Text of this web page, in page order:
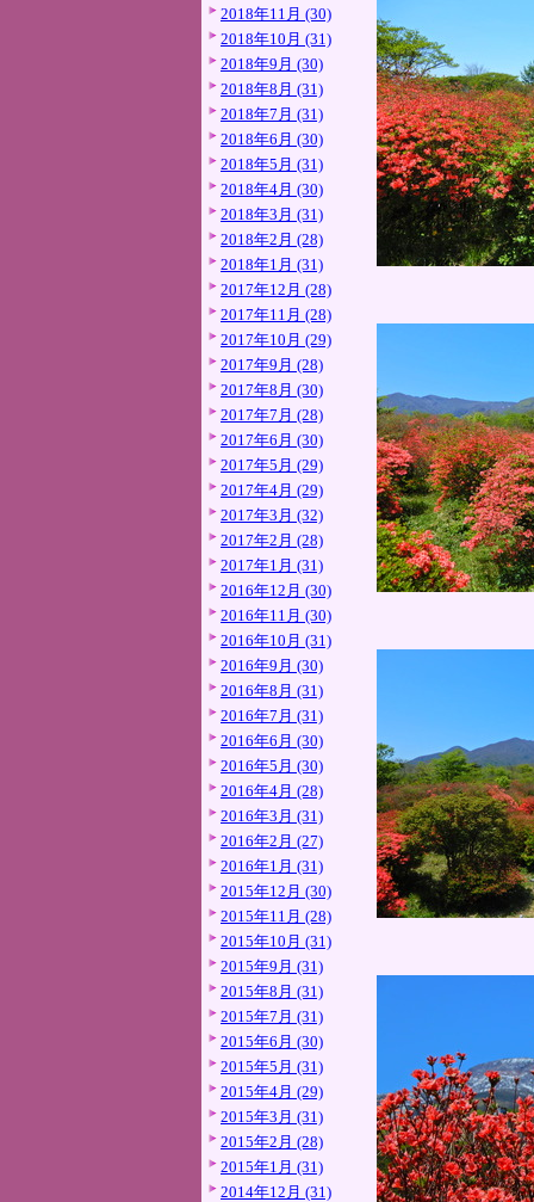
2018年11月 (30)
2018年10月 (31)
2018年9月 (30)
2018年8月 (31)
2018年7月 (31)
2018年6月 (30)
2018年5月 (31)
2018年4月 (30)
2018年3月 (31)
2018年2月 (28)
2018年1月 (31)
2017年12月 (28)
2017年11月 (28)
2017年10月 (29)
2017年9月 (28)
2017年8月 (30)
2017年7月 (28)
2017年6月 (30)
2017年5月 (29)
2017年4月 (29)
2017年3月 (32)
2017年2月 (28)
2017年1月 (31)
2016年12月 (30)
2016年11月 (30)
2016年10月 (31)
2016年9月 (30)
2016年8月 (31)
2016年7月 (31)
2016年6月 (30)
2016年5月 (30)
2016年4月 (28)
2016年3月 (31)
2016年2月 (27)
2016年1月 (31)
2015年12月 (30)
2015年11月 (28)
2015年10月 (31)
2015年9月 (31)
2015年8月 (31)
2015年7月 (31)
2015年6月 (30)
2015年5月 (31)
2015年4月 (29)
2015年3月 (31)
2015年2月 (28)
2015年1月 (31)
2014年12月 (31)